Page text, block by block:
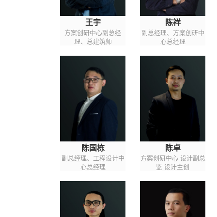
王宇
方案创研中心副总经
理、总建筑师
陈祥
副总经理、方案创研中
心总经理
陈国栋
副总经理、工程设计中
心总经理
陈卓
方案创研中心 设计副总
监 设计主创